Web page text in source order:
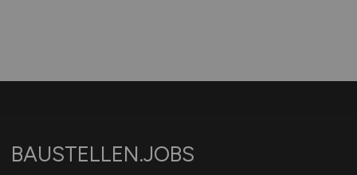
BAUSTELLEN.JOBS